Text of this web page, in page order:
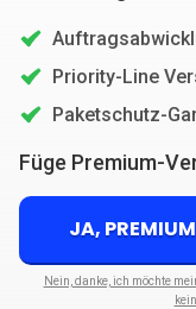
Priority-Line
Paketschutz-
Füge Premium-
JA,
Nein, danke, ich möchte